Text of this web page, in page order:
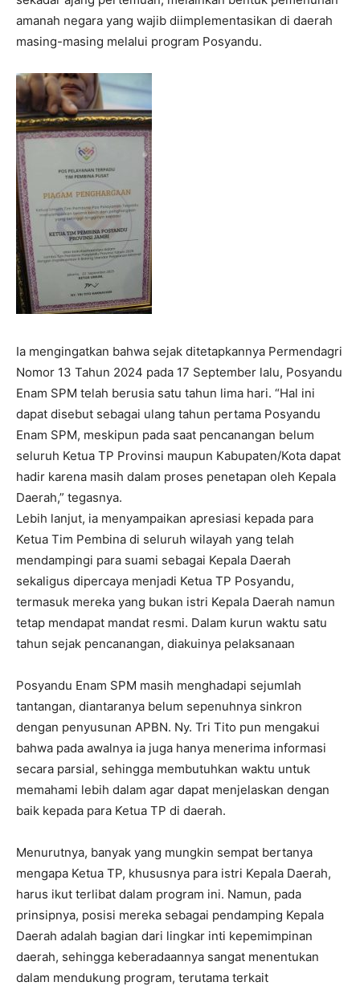
amanah negara yang wajib diimplementasikan di daerah
masing-masing melalui program Posyandu.
Ia mengingatkan bahwa sejak ditetapkannya Permendagri
Nomor 13 Tahun 2024 pada 17 September lalu, Posyandu
Enam SPM telah berusia satu tahun lima hari. “Hal ini
dapat disebut sebagai ulang tahun pertama Posyandu
Enam SPM, meskipun pada saat pencanangan belum
seluruh Ketua TP Provinsi maupun Kabupaten/Kota dapat
hadir karena masih dalam proses penetapan oleh Kepala
Daerah,” tegasnya.
Lebih lanjut, ia menyampaikan apresiasi kepada para
Ketua Tim Pembina di seluruh wilayah yang telah
mendampingi para suami sebagai Kepala Daerah
sekaligus dipercaya menjadi Ketua TP Posyandu,
termasuk mereka yang bukan istri Kepala Daerah namun
tetap mendapat mandat resmi. Dalam kurun waktu satu
tahun sejak pencanangan, diakuinya pelaksanaan
Posyandu Enam SPM masih menghadapi sejumlah
tantangan, diantaranya belum sepenuhnya sinkron
dengan penyusunan APBN. Ny. Tri Tito pun mengakui
bahwa pada awalnya ia juga hanya menerima informasi
secara parsial, sehingga membutuhkan waktu untuk
memahami lebih dalam agar dapat menjelaskan dengan
baik kepada para Ketua TP di daerah.
Menurutnya, banyak yang mungkin sempat bertanya
mengapa Ketua TP, khususnya para istri Kepala Daerah,
harus ikut terlibat dalam program ini. Namun, pada
prinsipnya, posisi mereka sebagai pendamping Kepala
Daerah adalah bagian dari lingkar inti kepemimpinan
daerah, sehingga keberadaannya sangat menentukan
dalam mendukung program, terutama terkait